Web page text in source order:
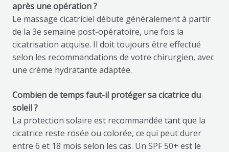
après une opération ?
Le massage cicatriciel débute généralement à partir
de la 3e semaine post-opératoire, une fois la
cicatrisation acquise. Il doit toujours être effectué
selon les recommandations de votre chirurgien, avec
une crème hydratante adaptée.
Combien de temps faut-il protéger sa cicatrice du
soleil ?
La protection solaire est recommandée tant que la
cicatrice reste rosée ou colorée, ce qui peut durer
entre 6 et 18 mois selon les cas. Un SPF 50+ est le